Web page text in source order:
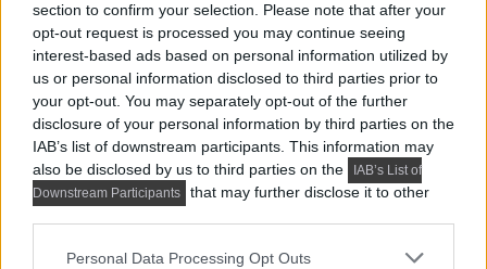
section to confirm your selection. Please note that after your
opt-out request is processed you may continue seeing
interest-based ads based on personal information utilized by
us or personal information disclosed to third parties prior to
your opt-out. You may separately opt-out of the further
disclosure of your personal information by third parties on the
IAB’s list of downstream participants. This information may
also be disclosed by us to third parties on the
IAB’s List of
Downstream Participants
that may further disclose it to other
Please note that this website/app uses one or more Google
Personal Data Processing Opt Outs
PRAKTIKUS LAKBERENDEZÉSI ÖTLETEK, TIPPEK, TANÁCSOK
5 látványos hálószobai megoldás, amelyet később
könnyű megbánni
A hálószoba berendezésénél különösen fontos, hogy a
látvány mellett a hosszú távú...